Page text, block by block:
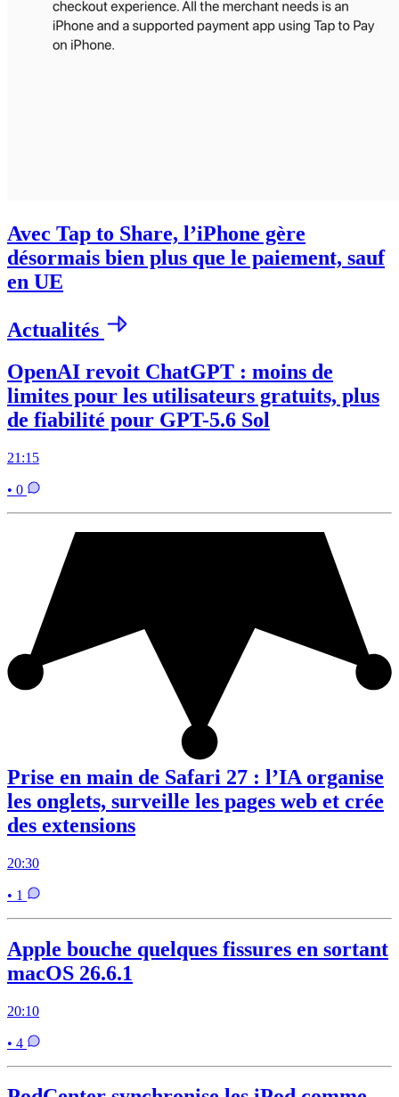
Avec Tap to Share, l’iPhone gère
désormais bien plus que le paiement, sauf
en UE
Actualités
OpenAI revoit ChatGPT : moins de
limites pour les utilisateurs gratuits, plus
de fiabilité pour GPT-5.6 Sol
21:15
• 0
Prise en main de Safari 27 : l’IA organise
les onglets, surveille les pages web et crée
des extensions
20:30
• 1
Apple bouche quelques fissures en sortant
macOS 26.6.1
20:10
• 4